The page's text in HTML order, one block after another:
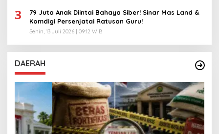
3
79 Juta Anak Diintai Bahaya Siber! Sinar Mas Land &
Komdigi Persenjatai Ratusan Guru!
Senin, 13 Juli 2026 | 09:12 WIB
DAERAH